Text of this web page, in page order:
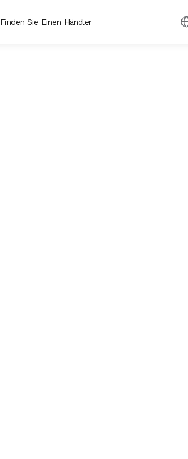
Finden Sie Einen Händler